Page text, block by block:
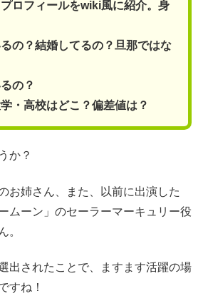
プロフィールをwiki風に紹介。身
るの？結婚してるの？旦那ではな
の？
・高校はどこ？偏差値は？
か？
お姉さん、また、以前に出演した
ムーン」のセーラーマーキュリー役
。
出されたことで、ますます活躍の場
すね！